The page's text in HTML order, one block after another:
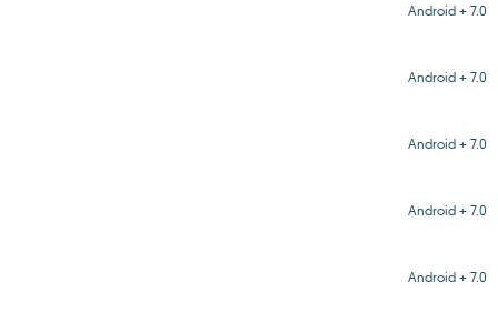
Android + 7.0
Android + 7.0
Android + 7.0
Android + 7.0
Android + 7.0